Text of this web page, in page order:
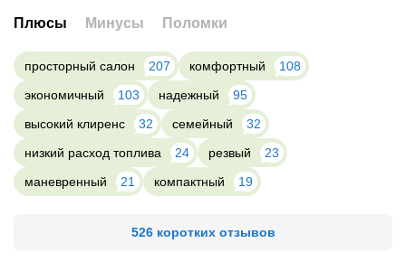
Плюсы Минусы Поломки
просторный салон 207 комфортный
108
экономичный
103 надежный
95
высокий клиренс
32 семейный
32
низкий расход топлива
24 резвый
23
маневренный
21 компактный 19
526 коротких отзывов